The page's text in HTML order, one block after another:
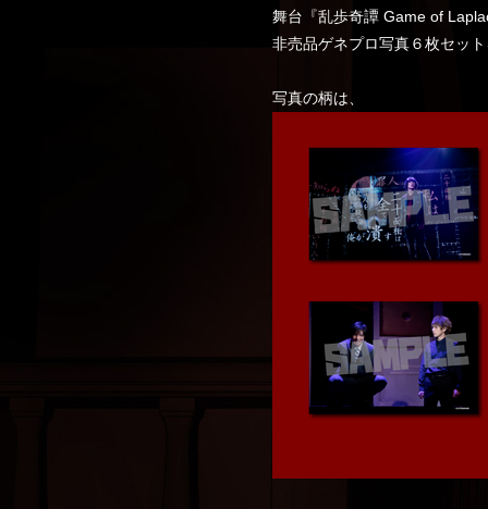
舞台『乱歩奇譚 Game of
非売品ゲネプロ写真６枚セッ
写真の柄は、